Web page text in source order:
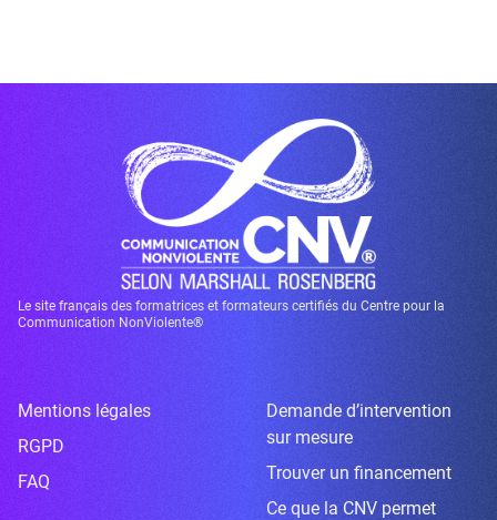
Le site français des formatrices et formateurs certifiés du Centre pour la
Communication NonViolente®
Mentions légales
RGPD
FAQ
Demande d’intervention
sur mesure
Trouver un financement
Ce que la CNV permet